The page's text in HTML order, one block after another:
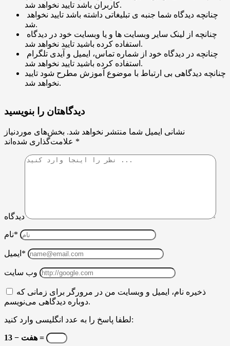
کاربران باشد تایید نخواهد شد.
شد.
استفاده کرده باشید تایید نخواهد شد.
استفاده کرده باشید تایید نخواهد شد.
چنانچه دیدگاهی بی ارتباط با موضوع آموزش مطرح شود تایید
نخواهد شد.
دیدگاهتان را بنویسید
نشانی ایمیل شما منتشر نخواهد شد. بخش‌های موردنیاز
*
دیدگاه
نام*
ایمیل*
وب سایت
ذخیره نام، ایمیل و وبسایت من در مرورگر برای زمانی که
دوباره دیدگاهی می‌نویسم.
لطفا پاسخ را به عدد انگلیسی وارد کنید:
13 − هفت =